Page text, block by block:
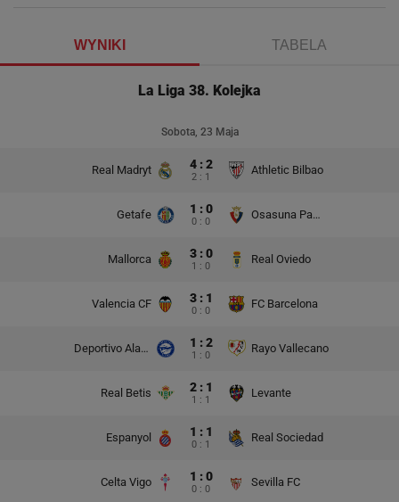
WYNIKI TABELA
La Liga 38. Kolejka
Sobota, 23 Maja
Real Madryt 4 : 2
2 : 1
Athletic Bilbao
Getafe 1 : 0
0 : 0
Osasuna Pampeluna
Mallorca 3 : 0
1 : 0
Real Oviedo
Valencia CF 3 : 1
0 : 0
FC Barcelona
Deportivo Alaves 1 : 2
1 : 0
Rayo Vallecano
Real Betis 2 : 1
1 : 1
Levante
Espanyol 1 : 1
0 : 1
Real Sociedad
Celta Vigo 1 : 0
0 : 0
Sevilla FC